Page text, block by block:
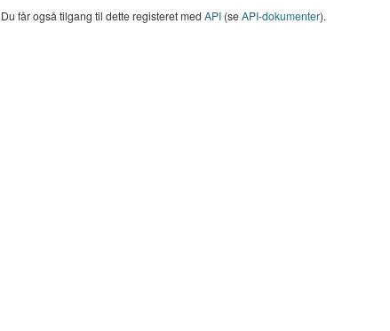
Du får også tilgang til dette registeret med API(seAPI-dokumenter).